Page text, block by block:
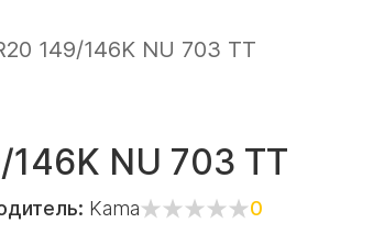
149/146K NU 703 TT
NU 703 TT
Kama 0